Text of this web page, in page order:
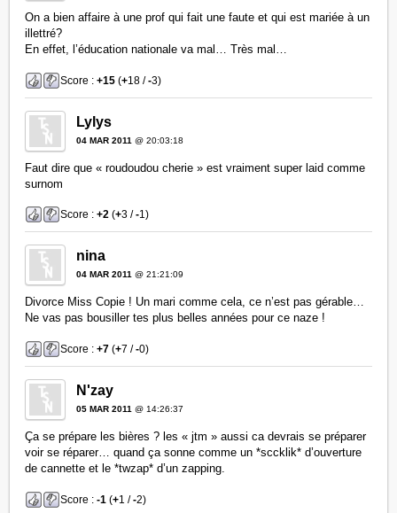
On a bien affaire à une prof qui fait une faute et qui est mariée à un
illettré?
En effet, l’éducation nationale va mal… Très mal…
Score :+15 (+18 /-3)
Lylys
04 MAR 2011 @ 20:03:18
Faut dire que « roudoudou cherie » est vraiment super laid comme
surnom
Score :+2 (+3 /-1)
nina
04 MAR 2011 @ 21:21:09
Divorce Miss Copie ! Un mari comme cela, ce n’est pas gérable…
Ne vas pas bousiller tes plus belles années pour ce naze !
Score :+7 (+7 /-0)
N'zay
05 MAR 2011 @ 14:26:37
Ça se prépare les bières ? les « jtm » aussi ca devrais se préparer
voir se réparer… quand ça sonne comme un *sccklik* d’ouverture
de cannette et le *twzap* d’un zapping.
Score :-1 (+1 /-2)